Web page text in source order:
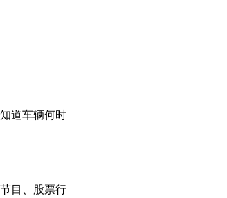
道车辆何时
目、股票行